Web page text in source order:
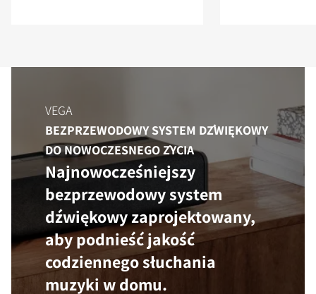
VEGA
BEZPRZEWODOWY SYSTEM DŹWIĘKOWY
DO NOWOCZESNEGO ŻYCIA
Najnowocześniejszy
bezprzewodowy system
dźwiękowy zaprojektowany,
aby podnieść jakość
codziennego słuchania
muzyki w domu.